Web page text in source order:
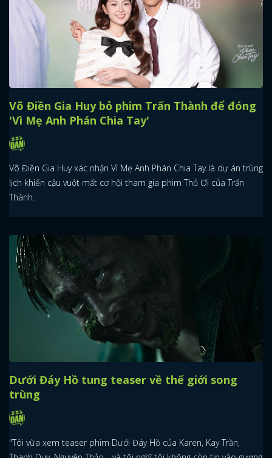
Võ Điền Gia Huy bỏ phim Trấn Thành để đóng
'Vì Mẹ Anh Phán Chia Tay'
Võ Điền Gia Huy xác nhận Vì Mẹ Anh Phán Chia Tay là dự án trùng
lịch khiến cậu vuột mất cơ hội tham gia phim Thỏ Ơi của Trấn
Thành.
Dưới Đáy Hồ tung teaser về thế giới song
trùng
"Tôi vừa xem teaser phim Dưới Đáy Hồ của Karen, Kay Trần,